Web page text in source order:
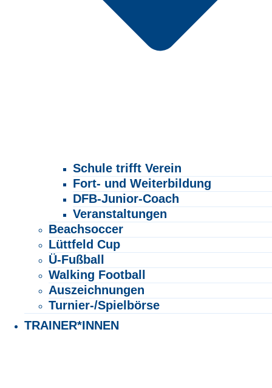
Schule trifft Verein
Fort- und Weiterbildung
DFB-Junior-Coach
Veranstaltungen
Beachsoccer
Lüttfeld Cup
Ü-Fußball
Walking Football
Auszeichnungen
Turnier-/Spielbörse
TRAINER*INNEN